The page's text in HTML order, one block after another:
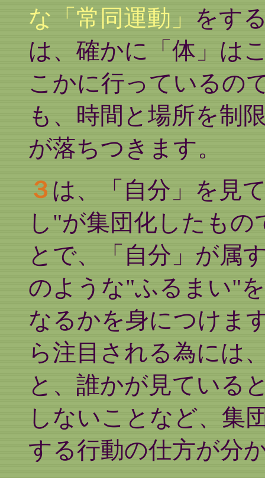
な「常同運動」 をす
は、確かに「体」は
こかに行っているの
も、時間と場所を制
が落ちつきます。
３ は、「自分」を見
し"が集団化したも
とで、「自分」が属
のような"ふるまい"
なるかを身につけま
ら注目される為には
と、誰かが見ている
しないことなど、集
する行動の仕方が分